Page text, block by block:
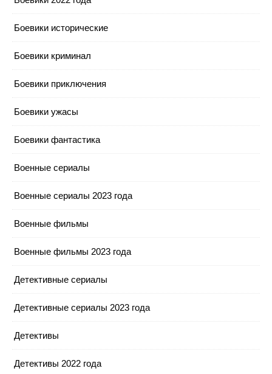
Боевики исторические
Боевики криминал
Боевики приключения
Боевики ужасы
Боевики фантастика
Военные сериалы
Военные сериалы 2023 года
Военные фильмы
Военные фильмы 2023 года
Детективные сериалы
Детективные сериалы 2023 года
Детективы
Детективы 2022 года